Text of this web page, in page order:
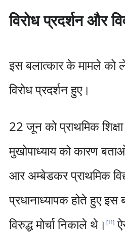
विरोध प्रदर्शन और
इस बलात्कार के मामले को
विरोध प्रदर्शन हुए।
22 जून को प्राथमिक
मुखोपाध्याय को कारण
आर अम्बेडकर प्राथमिक
प्रधानाध्यापक होते हुए
विरुद्ध मोर्चा निकाले थे। [11]